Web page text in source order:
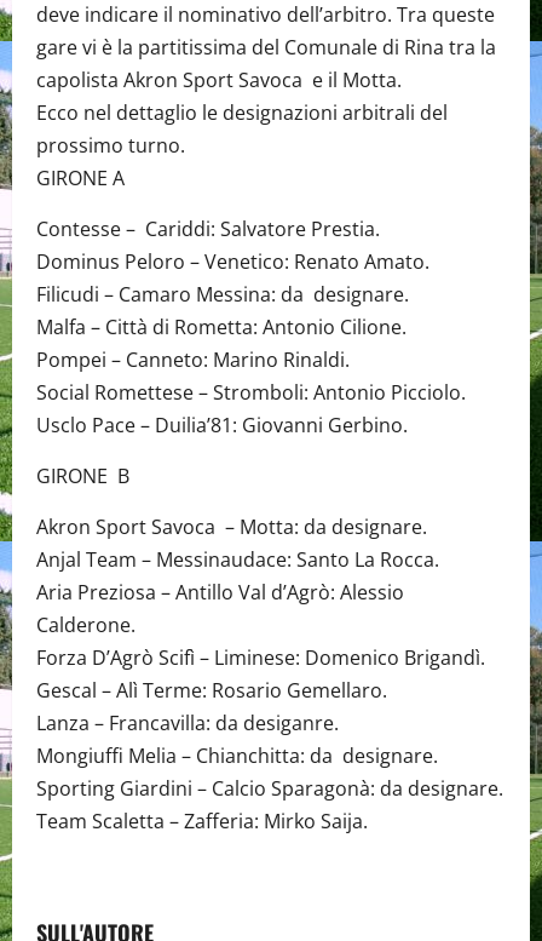
deve indicare il nominativo dell’arbitro. Tra queste
gare vi è la partitissima del Comunale di Rina tra la
capolista Akron Sport Savoca e il Motta.
Ecco nel dettaglio le designazioni arbitrali del
prossimo turno.
GIRONE A
Contesse – Cariddi: Salvatore Prestia.
Dominus Peloro – Venetico: Renato Amato.
Filicudi – Camaro Messina: da designare.
Malfa – Città di Rometta: Antonio Cilione.
Pompei – Canneto: Marino Rinaldi.
Social Romettese – Stromboli: Antonio Picciolo.
Usclo Pace – Duilia’81: Giovanni Gerbino.
GIRONE B
Akron Sport Savoca – Motta: da designare.
Anjal Team – Messinaudace: Santo La Rocca.
Aria Preziosa – Antillo Val d’Agrò: Alessio
Calderone.
Forza D’Agrò Scifì – Liminese: Domenico Brigandì.
Gescal – Alì Terme: Rosario Gemellaro.
Lanza – Francavilla: da desiganre.
Mongiuffi Melia – Chianchitta: da designare.
Sporting Giardini – Calcio Sparagonà: da designare.
Team Scaletta – Zafferia: Mirko Saija.
SULL'AUTORE